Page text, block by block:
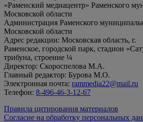
«Раменский медиацентр» Раменского
Московской области
Администрация Раменского
Московской области
Адрес редакции: Московская область, г.
Раменское, городской парк, стадион
трибуна, строение ¼
Директор: Скороспелова М.А.
Главный редактор: Бурова М.О.
Электронная почта: rammedia22@mail.ru
Телефон: 8-496-46-3-12-67
Правила цитирования материалов
Согласие на обработку персональных